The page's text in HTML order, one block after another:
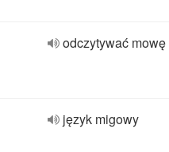
odczytywać
język migowy